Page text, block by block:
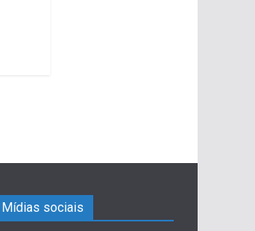
Mídias sociais